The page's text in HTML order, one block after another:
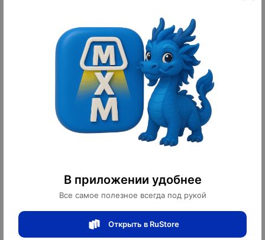
В приложении удобнее
Все самое полезное всегда под рукой
Открыть в RuStore
32 900 ₽
10
оплачено
Дизайнерский торшер Девушка
3 300 ¥ 46 200 ₽
Дизайнерский торшер-статуя Man
Торшер Coquette хромированный с
LED-подсветкой, 165 см